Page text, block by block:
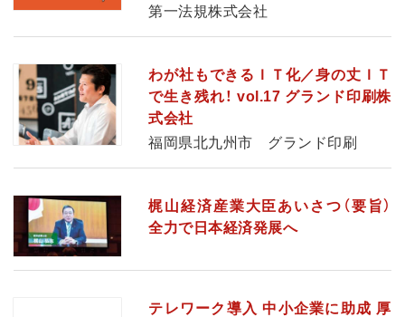
第一法規株式会社
わが社もできるＩＴ化／身の丈ＩＴ
で生き残れ！ vol.17 グランド印刷株
式会社
福岡県北九州市 グランド印刷
梶山経済産業大臣あいさつ（要旨）
全力で日本経済発展へ
テレワーク導入 中小企業に助成 厚